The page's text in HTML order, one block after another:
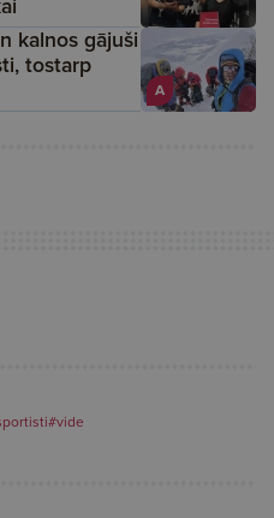
A
kalnos gājuši
tostarp
#vide